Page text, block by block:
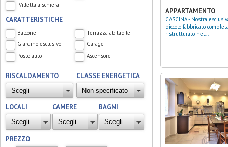
Villetta a schiera
CARATTERISTICHE
Balcone
Terrazza abitabile
Giardino esclusivo
Garage
Posto auto
Ascensore
RISCALDAMENTO CLASSE ENERGETICA
LOCALI CAMERE BAGNI
PREZZO
APPARTAMENTO
CASCINA - Nostra esclusiva! In un
piccolo fabbricato
ristrutturato nel...